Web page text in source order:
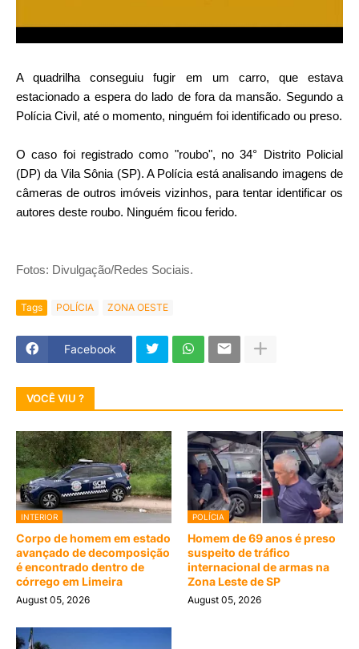
A quadrilha conseguiu fugir em um carro, que estava
estacionado a espera do lado de fora da mansão. Segundo a
Polícia Civil, até o momento, ninguém foi identificado ou preso.
O caso foi registrado como "roubo", no 34° Distrito Policial
(DP) da Vila Sônia (SP). A Polícia está analisando imagens de
câmeras de outros imóveis vizinhos, para tentar identificar os
autores deste roubo. Ninguém ficou ferido.
Fotos: Divulgação/Redes Sociais.
Tags POLÍCIA ZONA OESTE
Facebook
VOCÊ VIU ?
INTERIOR
Corpo de homem em estado
avançado de decomposição
é encontrado dentro de
córrego em Limeira
August 05, 2026
POLÍCIA
Homem de 69 anos é preso
suspeito de tráfico
internacional de armas na
Zona Leste de SP
August 05, 2026